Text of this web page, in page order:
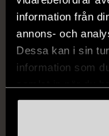
information från
annons- och
Dessa kan i sin
information som